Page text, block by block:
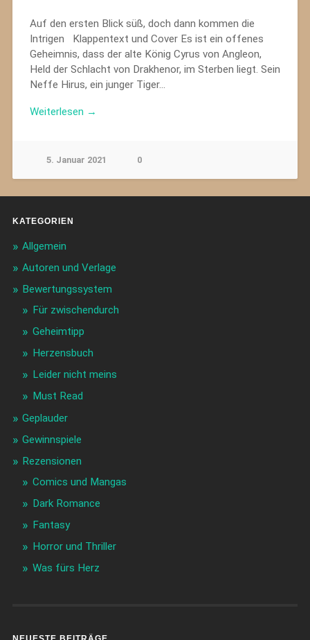
Auf den ersten Blick süß, doch dann kommen die
Intrigen Klappentext und Cover Es ist ein offenes
Geheimnis, dass der alte König Cyrus von Angleon,
Held der Schlacht von Drakhenor, im Sterben liegt. Sein
Neffe Hirus, ein junger Tiger…
Weiterlesen →
5. Januar 2021 0
KATEGORIEN
Allgemein
Autoren und Verlage
Bewertungssystem
Für zwischendurch
Geheimtipp
Herzensbuch
Leider nicht meins
Must Read
Geplauder
Gewinnspiele
Rezensionen
Comics und Mangas
Dark Romance
Fantasy
Horror und Thriller
Was fürs Herz